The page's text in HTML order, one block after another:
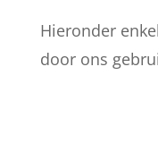
Hieronder
door ons